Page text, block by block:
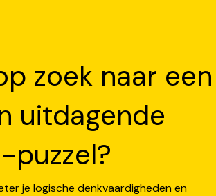
zoek naar een
uitdagende
puzzel?
je logische denkvaardigheden en